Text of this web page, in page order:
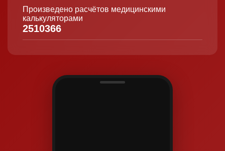
Произведено расчётов медицинскими
калькуляторами
2510366